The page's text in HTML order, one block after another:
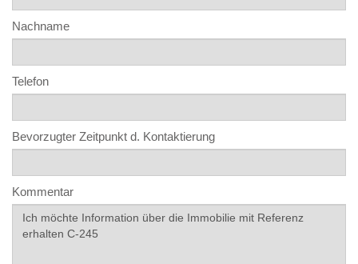
Nachname
Telefon
Bevorzugter Zeitpunkt d. Kontaktierung
Kommentar